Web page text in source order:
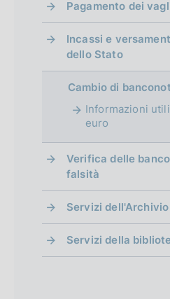
Pagamento dei
Incassi e
dello Stato
Cambio di
Informazioni
euro
Verifica delle
falsità
Servizi
Servizi della